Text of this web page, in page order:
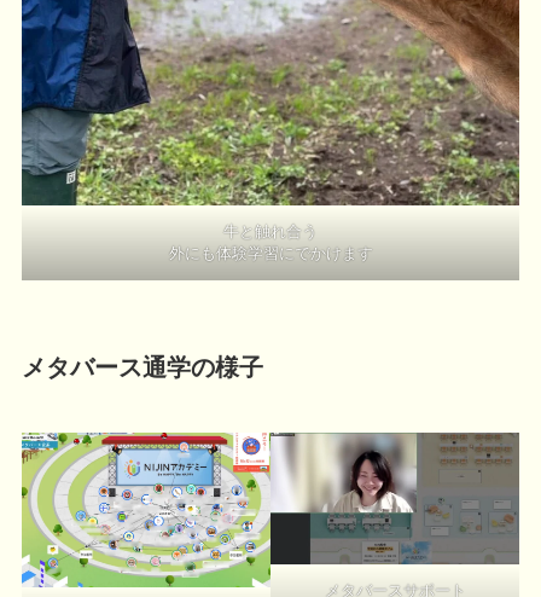
牛と触れ合う
外にも体験学習にでかけます
メタバース通学の様子
メタバースサポート